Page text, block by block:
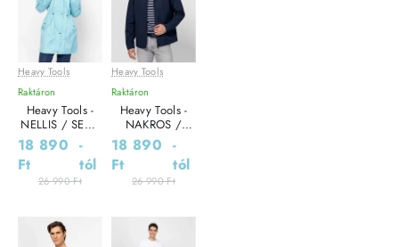
Leárazás
Heavy Tools
Raktáron
Heavy Tools -
NELLIS / SEA -
Női kabát
18 890
Ft
-
tól
26 990 Ft
Leárazás
Heavy Tools
Raktáron
Heavy Tools -
NAKROS /
NAVY - Férfi
dzseki
18 890
Ft
-
tól
26 990 Ft